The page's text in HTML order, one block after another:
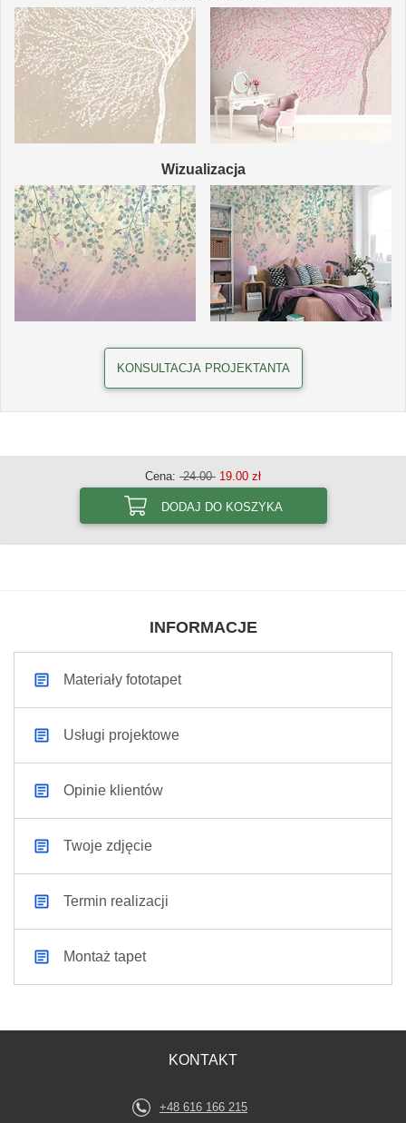
Wizualizacja
KONSULTACJA PROJEKTANTA
Cena: 24.00 19.00 zł
DODAJ DO KOSZYKA
INFORMACJE
Materiały fototapet
Usługi projektowe
Opinie klientów
Twoje zdjęcie
Termin realizacji
Montaż tapet
KONTAKT
+48 616 166 215